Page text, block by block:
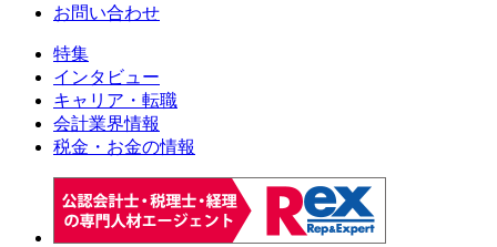
お問い合わせ
特集
インタビュー
キャリア・転職
会計業界情報
税金・お金の情報